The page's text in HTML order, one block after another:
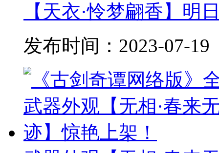
【天衣·怜梦翩香】明
发布时间： 2023-07-19